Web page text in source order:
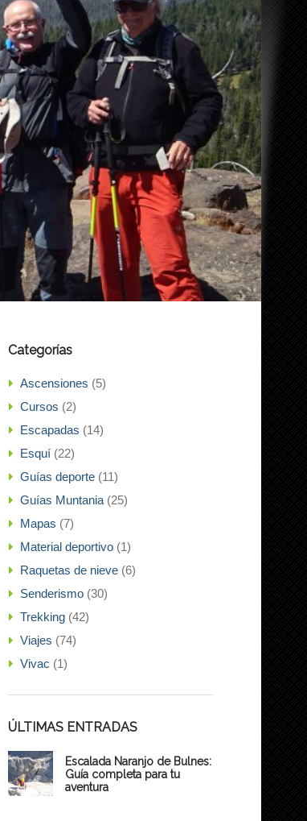
Categorías
Ascensiones (5)
Cursos (2)
Escapadas (14)
Esquí (22)
Guías deporte (11)
Guías Muntania (25)
Mapas (7)
Material deportivo (1)
Raquetas de nieve (6)
Senderismo (30)
Trekking (42)
Viajes (74)
Vivac (1)
ÚLTIMAS ENTRADAS
Escalada Naranjo de Bulnes:
Guía completa para tu
aventura